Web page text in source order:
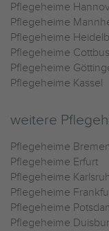
Pflegeheime
Pflegeheime
Pflegeheime
Pflegeheime Cottbus
Pflegeheime
Pflegeheime Kassel
weitere
Pflegeheime Bremen
Pflegeheime Erfurt
Pflegeheime
Pflegeheime
Pflegeheime
Pflegeheime